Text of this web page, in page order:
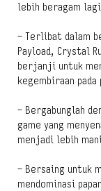
lebih beragam lagi
– Terlibat dalam
Payload, Crystal
berjanji untuk
kegembiraan
– Bergabunglah
game yang
menjadi lebih
– Bersaing untuk
mendominasi